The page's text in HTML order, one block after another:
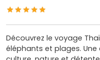
Découvrez le voyage
éléphants et plages.